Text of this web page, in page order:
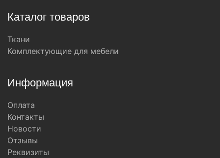
Каталог товаров
Ткани
Комплектующие для мебели
Информация
Оплата
Контакты
Новости
Отзывы
Реквизиты